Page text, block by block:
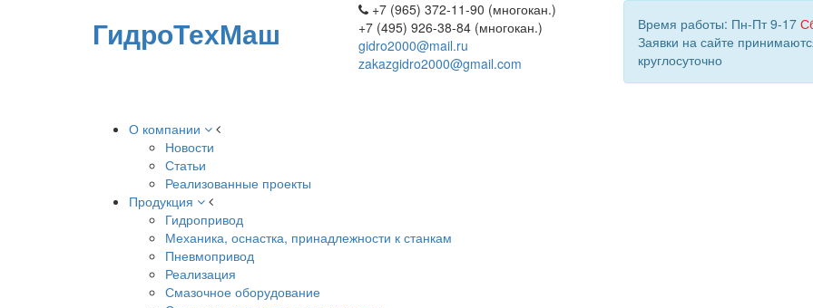
ГидроТехМаш
+7 (965) 372-11-90 (многокан.)
+7 (495) 926-38-84 (многокан.)
gidro2000@mail.ru
zakazgidro2000@gmail.com
Время работы: Пн-Пт 9-17
Заявки на сайте
круглосуточно
О компании
Новости
Статьи
Реализованные проекты
Продукция
Гидропривод
Механика, оснастка, принадлежности к станкам
Пневмопривод
Реализация
Смазочное оборудование